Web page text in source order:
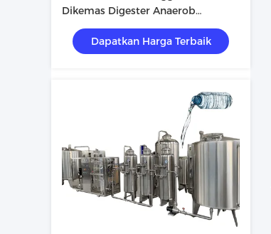
Dikemas Digester Anaerob
Pengolahan Air Limbah Biogas
Dapatkan Harga Terbaik